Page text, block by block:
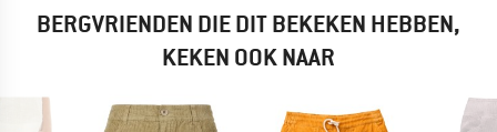
BERGVRIENDEN DIE DIT BEKEKEN HEBBEN,
KEKEN OOK NAAR